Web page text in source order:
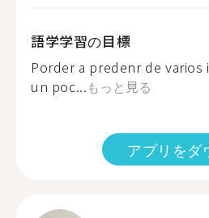
語学学習の目標
Porder a predenr de varios
un poc...もっと見る
アプリをダ